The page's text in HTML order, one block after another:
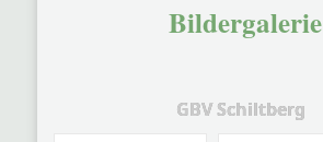
Bildergalerie
GBV Schiltberg